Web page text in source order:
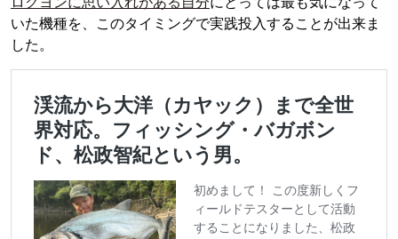
いた機種を、このタイミングで実践投入することが出来ま
した。